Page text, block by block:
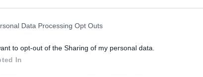
Data Processing Opt Outs
to opt-out of the Sharing of my personal data.
In